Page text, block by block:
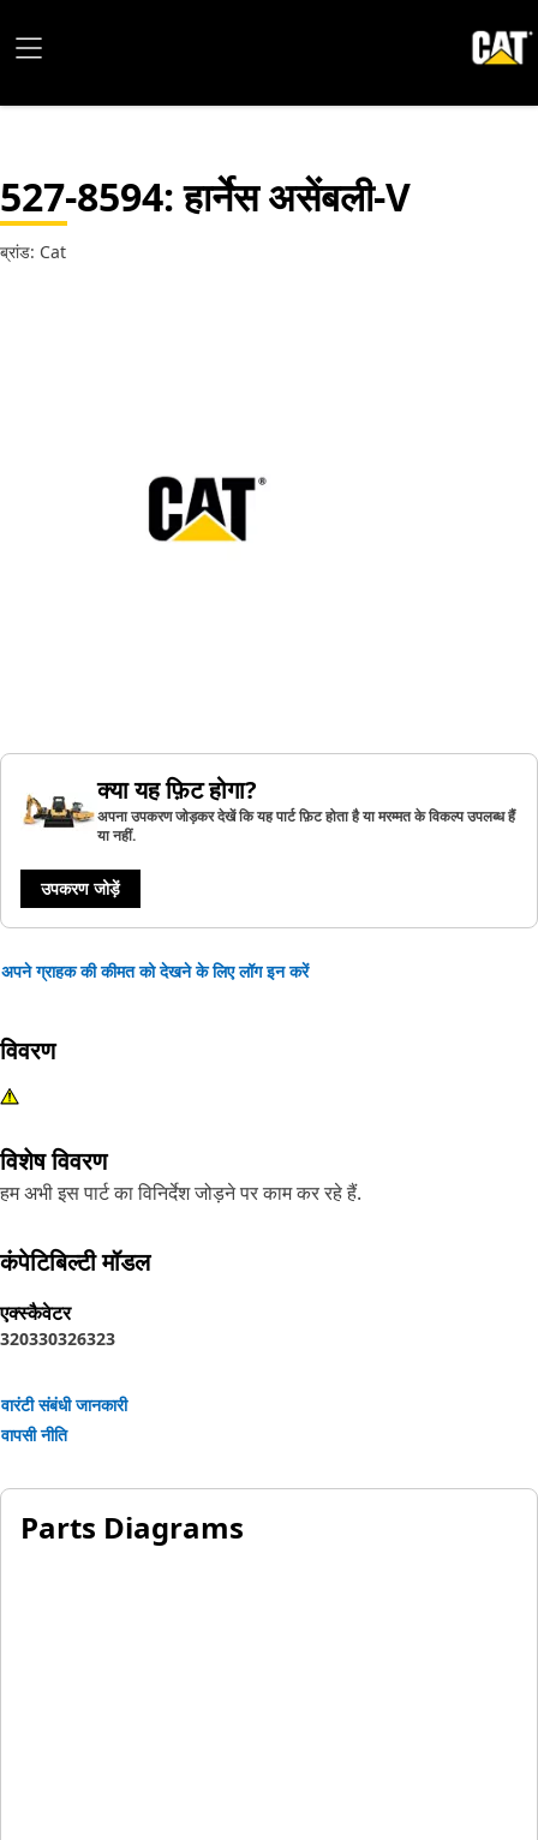
527-8594: हार्नेस असेंबली-V
ब्रांड: Cat
क्या यह फ़िट होगा?
अपना उपकरण जोड़कर देखें कि यह पार्ट फ़िट होता है या मरम्मत के विकल्प उपलब्ध हैं
या नहीं.
उपकरण जोड़ें
अपने ग्राहक की कीमत को देखने के लिए लॉग इन करें
विवरण
विशेष विवरण
हम अभी इस पार्ट का विनिर्देश जोड़ने पर काम कर रहे हैं.
कंपेटिबिल्टी मॉडल
एक्स्कैवेटर
320330326323
वारंटी संबंधी जानकारी
वापसी नीति
Parts Diagrams